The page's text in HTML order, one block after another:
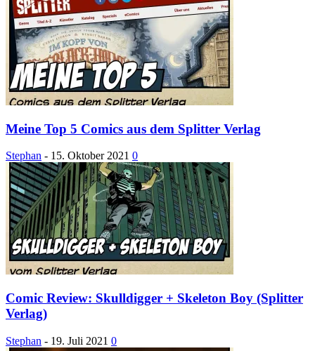
Meine Top 5 Comics aus dem Splitter Verlag
Stephan - 15. Oktober 2021 0
Comic Review: Skulldigger + Skeleton Boy (Splitter
Verlag)
Stephan - 19. Juli 2021 0